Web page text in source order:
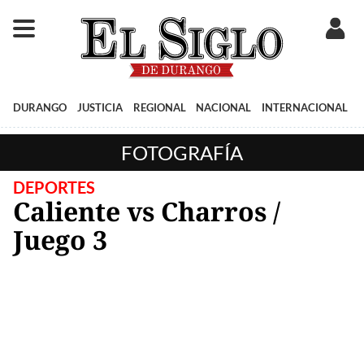
DURANGO JUSTICIA REGIONAL NACIONAL INTERNACIONAL
FOTOGRAFÍA
DEPORTES
Caliente vs Charros /
Juego 3